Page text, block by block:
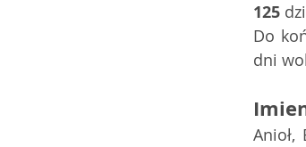
125
Do
dni
Anioł,